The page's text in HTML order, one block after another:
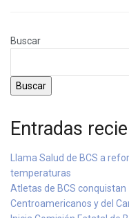
Buscar
Buscar
Entradas
Llama Salud de BCS a
temperaturas
Atletas de BCS
Centroamericanos y del